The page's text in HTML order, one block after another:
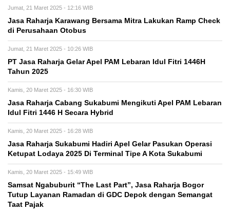
Jumat, 21 Maret 2025 - 12:16 WIB
Jasa Raharja Karawang Bersama Mitra Lakukan Ramp Check
di Perusahaan Otobus
Jumat, 21 Maret 2025 - 10:26 WIB
PT Jasa Raharja Gelar Apel PAM Lebaran Idul Fitri 1446H
Tahun 2025
Kamis, 20 Maret 2025 - 16:30 WIB
Jasa Raharja Cabang Sukabumi Mengikuti Apel PAM Lebaran
Idul Fitri 1446 H Secara Hybrid
Kamis, 20 Maret 2025 - 16:28 WIB
Jasa Raharja Sukabumi Hadiri Apel Gelar Pasukan Operasi
Ketupat Lodaya 2025 Di Terminal Tipe A Kota Sukabumi
Kamis, 20 Maret 2025 - 15:49 WIB
Samsat Ngabuburit “The Last Part”, Jasa Raharja Bogor
Tutup Layanan Ramadan di GDC Depok dengan Semangat
Taat Pajak